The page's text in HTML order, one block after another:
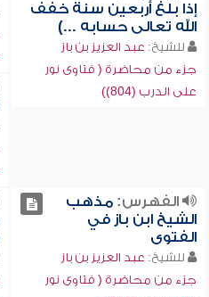
إذا بلغ أربعين سنة خفف
الله تعالى حسابه ...)
للشيخ: عبد العزيز بن باز
جزء من محاضرة ( فتاوى نور
على الدرب (804))
الفهرس:مذهب
الشيخ ابن باز في
الفتوى
للشيخ: عبد العزيز بن باز
جزء من محاضرة ( فتاوى نور